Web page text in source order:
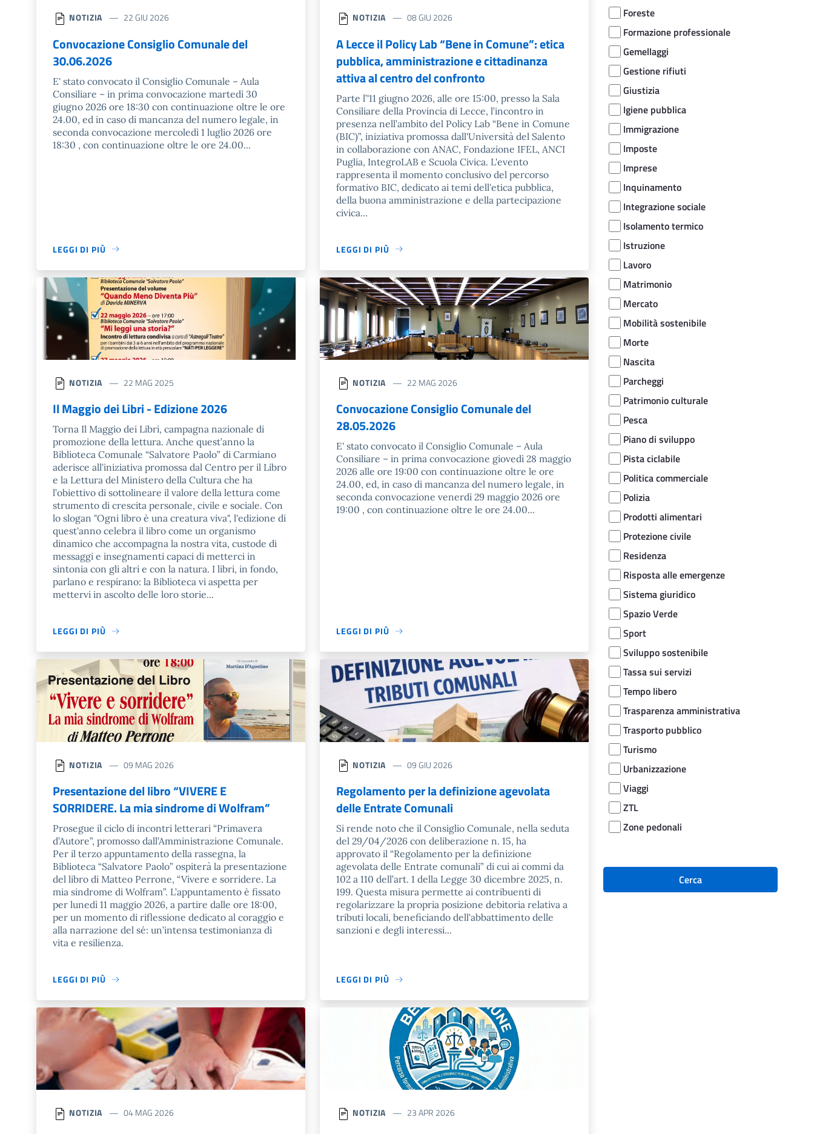
NOTIZIA 22 GIU 2026
Convocazione Consiglio Comunale del
30.06.2026
E' stato convocato il Consiglio Comunale – Aula
Consiliare – in prima convocazione martedì 30
giugno 2026 ore 18:30 con continuazione oltre le ore
24.00, ed in caso di mancanza del numero legale, in
seconda convocazione mercoledì 1 luglio 2026 ore
18:30 , con continuazione oltre le ore 24.00...
LEGGI DI PIÙ
NOTIZIA 08 GIU 2026
A Lecce il Policy Lab “Bene in Comune”: etica
pubblica, amministrazione e cittadinanza
attiva al centro del confronto
Parte l’'11 giugno 2026, alle ore 15:00, presso la Sala
Consiliare della Provincia di Lecce, l’incontro in
presenza nell’ambito del Policy Lab “Bene in Comune
(BIC)”, iniziativa promossa dall'Università del Salento
in collaborazione con ANAC, Fondazione IFEL, ANCI
Puglia, IntegroLAB e Scuola Civica. L'evento
rappresenta il momento conclusivo del percorso
formativo BIC, dedicato ai temi dell'etica pubblica,
della buona amministrazione e della partecipazione
civica...
LEGGI DI PIÙ
NOTIZIA 22 MAG 2025
Il Maggio dei Libri - Edizione 2026
Torna Il Maggio dei Libri, campagna nazionale di
promozione della lettura. Anche quest’anno la
Biblioteca Comunale “Salvatore Paolo” di Carmiano
aderisce all’iniziativa promossa dal Centro per il Libro
e la Lettura del Ministero della Cultura che ha
l’obiettivo di sottolineare il valore della lettura come
strumento di crescita personale, civile e sociale. Con
lo slogan "Ogni libro è una creatura viva", l'edizione di
quest'anno celebra il libro come un organismo
dinamico che accompagna la nostra vita, custode di
messaggi e insegnamenti capaci di metterci in
sintonia con gli altri e con la natura. I libri, in fondo,
parlano e respirano: la Biblioteca vi aspetta per
mettervi in ascolto delle loro storie...
LEGGI DI PIÙ
NOTIZIA 22 MAG 2026
Convocazione Consiglio Comunale del
28.05.2026
E' stato convocato il Consiglio Comunale – Aula
Consiliare – in prima convocazione giovedì 28 maggio
2026 alle ore 19:00 con continuazione oltre le ore
24.00, ed, in caso di mancanza del numero legale, in
seconda convocazione venerdì 29 maggio 2026 ore
19:00 , con continuazione oltre le ore 24.00...
LEGGI DI PIÙ
NOTIZIA 09 MAG 2026
Presentazione del libro “VIVERE E
SORRIDERE. La mia sindrome di Wolfram”
Prosegue il ciclo di incontri letterari “Primavera
d’Autore”, promosso dall’Amministrazione Comunale.
Per il terzo appuntamento della rassegna, la
Biblioteca “Salvatore Paolo” ospiterà la presentazione
del libro di Matteo Perrone, “Vivere e sorridere. La
mia sindrome di Wolfram”. L’appuntamento è fissato
per lunedì 11 maggio 2026, a partire dalle ore 18:00,
per un momento di riflessione dedicato al coraggio e
alla narrazione del sé: un’intensa testimonianza di
vita e resilienza.
LEGGI DI PIÙ
NOTIZIA 09 GIU 2026
Regolamento per la definizione agevolata
delle Entrate Comunali
Si rende noto che il Consiglio Comunale, nella seduta
del 29/04/2026 con deliberazione n. 15, ha
approvato il “Regolamento per la definizione
agevolata delle Entrate comunali” di cui ai commi da
102 a 110 dell’art. 1 della Legge 30 dicembre 2025, n.
199. Questa misura permette ai contribuenti di
regolarizzare la propria posizione debitoria relativa a
tributi locali, beneficiando dell'abbattimento delle
sanzioni e degli interessi...
LEGGI DI PIÙ
NOTIZIA 04 MAG 2026 NOTIZIA 23 APR 2026
Foreste
Formazione professionale
Gemellaggi
Gestione rifiuti
Giustizia
Igiene pubblica
Immigrazione
Imposte
Imprese
Inquinamento
Integrazione sociale
Isolamento termico
Istruzione
Lavoro
Matrimonio
Mercato
Mobilità sostenibile
Morte
Nascita
Parcheggi
Patrimonio culturale
Pesca
Piano di sviluppo
Pista ciclabile
Politica commerciale
Polizia
Prodotti alimentari
Protezione civile
Residenza
Risposta alle emergenze
Sistema giuridico
Spazio Verde
Sport
Sviluppo sostenibile
Tassa sui servizi
Tempo libero
Trasparenza amministrativa
Trasporto pubblico
Turismo
Urbanizzazione
Viaggi
ZTL
Zone pedonali
Cerca